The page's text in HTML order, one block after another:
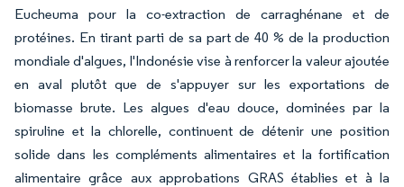
Eucheuma pour la co-extraction de carraghénane et de
protéines. En tirant parti de sa part de 40 % de la production
mondiale d'algues, l'Indonésie vise à renforcer la valeur ajoutée
en aval plutôt que de s'appuyer sur les exportations de
biomasse brute. Les algues d'eau douce, dominées par la
spiruline et la chlorelle, continuent de détenir une position
solide dans les compléments alimentaires et la fortification
alimentaire grâce aux approbations GRAS établies et à la